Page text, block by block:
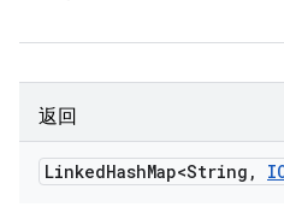
返回
LinkedHashMap<String ,